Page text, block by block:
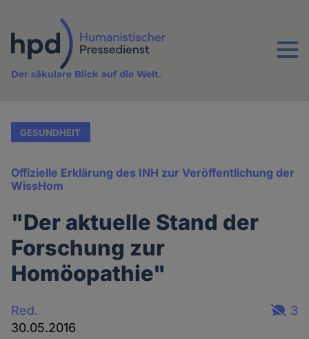
Inhalt
Menu
Der säkulare Blick auf die Welt.
GESUNDHEIT
Offizielle Erklärung des INH zur Veröffentlichung der
WissHom
"Der aktuelle Stand der
Forschung zur
Homöopathie"
Red.
30.05.2016
3